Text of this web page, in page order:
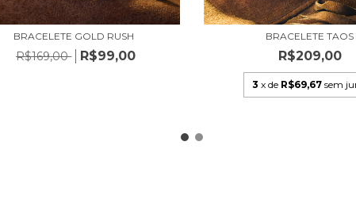
BRACELETE GOLD RUSH
R$169,00 R$99,00
BRACELETE TAOS
R$209,00
3 x de R$69,67 sem